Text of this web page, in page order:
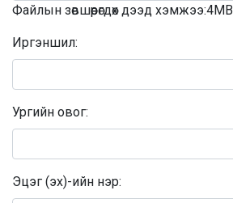
Файлын зөвшөөрөгдөх дээд хэмжээ:4MB
Иргэншил:
Ургийн овог:
Эцэг (эх)-ийн нэр: